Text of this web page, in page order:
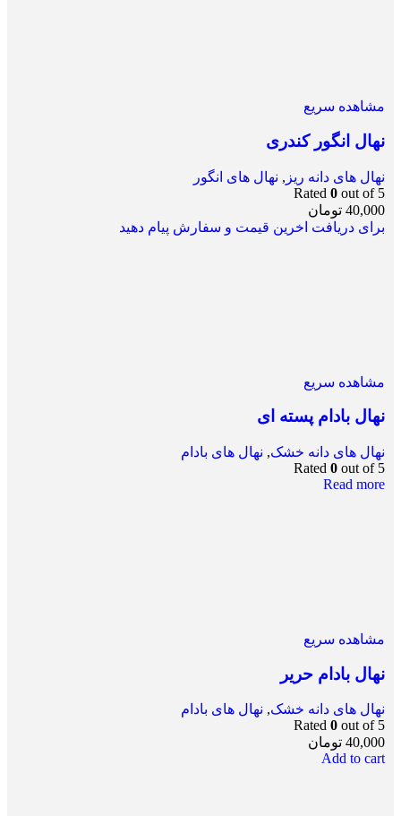
مشاهده سریع
نهال انگور کندری
نهال های دانه ریز , نهال های انگور
Rated 0 out of 5
40,000 تومان
برای دریافت اخرین قیمت و سفارش پیام دهید
مشاهده سریع
نهال بادام پسته ای
نهال های دانه خشک, نهال های بادام
Rated 0 out of 5
Read more
مشاهده سریع
نهال بادام حریر
نهال های دانه خشک, نهال های بادام
Rated 0 out of 5
40,000 تومان
Add to cart